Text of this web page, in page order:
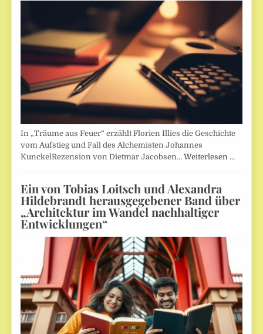
In „Träume aus Feuer“ erzählt Florien Illies die Geschichte
vom Aufstieg und Fall des Alchemisten Johannes
KunckelRezension von Dietmar Jacobsen…Weiterlesen …
Ein von Tobias Loitsch und Alexandra
Hildebrandt herausgegebener Band über
„Architektur im Wandel nachhaltiger
Entwicklungen“